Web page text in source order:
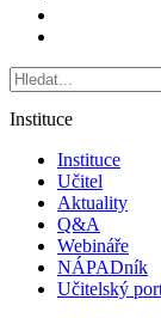
Instituce
Instituce
Učitel
Aktuality
Q&A
Webináře
NÁPADník
Učitelský